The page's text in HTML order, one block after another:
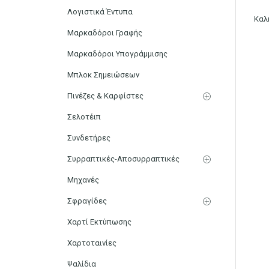
Λογιστικά Έντυπα
Μαρκαδόροι Γραφής
Μαρκαδόροι Υπογράμμισης
Μπλοκ Σημειώσεων
Πινέζες & Καρφίστες
Σελοτέιπ
Συνδετήρες
Συρραπτικές-Αποσυρραπτικές
Μηχανές
Σφραγίδες
Χαρτί Εκτύπωσης
Χαρτοταινίες
Ψαλίδια